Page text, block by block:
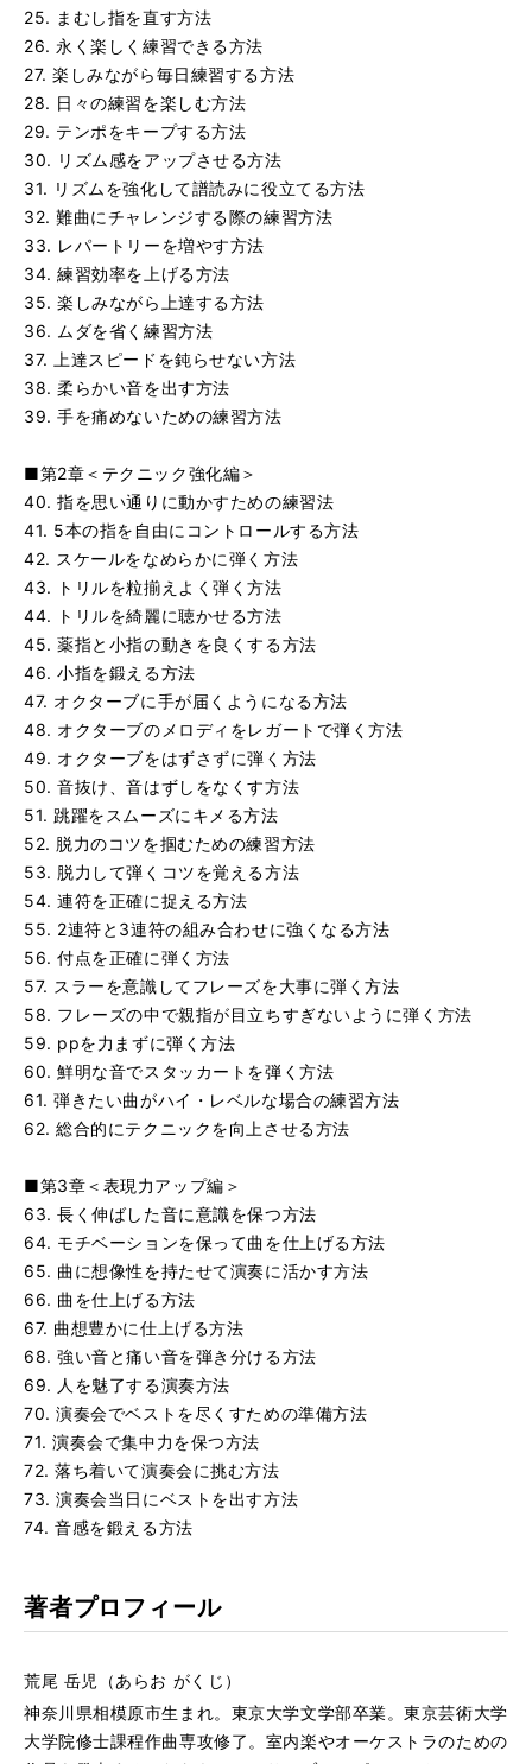
25. まむし指を直す方法
26. 永く楽しく練習できる方法
27. 楽しみながら毎日練習する方法
28. 日々の練習を楽しむ方法
29. テンポをキープする方法
30. リズム感をアップさせる方法
31. リズムを強化して譜読みに役立てる方法
32. 難曲にチャレンジする際の練習方法
33. レパートリーを増やす方法
34. 練習効率を上げる方法
35. 楽しみながら上達する方法
36. ムダを省く練習方法
37. 上達スピードを鈍らせない方法
38. 柔らかい音を出す方法
39. 手を痛めないための練習方法
■第2章＜テクニック強化編＞
40. 指を思い通りに動かすための練習法
41. 5本の指を自由にコントロールする方法
42. スケールをなめらかに弾く方法
43. トリルを粒揃えよく弾く方法
44. トリルを綺麗に聴かせる方法
45. 薬指と小指の動きを良くする方法
46. 小指を鍛える方法
47. オクターブに手が届くようになる方法
48. オクターブのメロディをレガートで弾く方法
49. オクターブをはずさずに弾く方法
50. 音抜け、音はずしをなくす方法
51. 跳躍をスムーズにキメる方法
52. 脱力のコツを掴むための練習方法
53. 脱力して弾くコツを覚える方法
54. 連符を正確に捉える方法
55. 2連符と3連符の組み合わせに強くなる方法
56. 付点を正確に弾く方法
57. スラーを意識してフレーズを大事に弾く方法
58. フレーズの中で親指が目立ちすぎないように弾く方法
59. ppを力まずに弾く方法
60. 鮮明な音でスタッカートを弾く方法
61. 弾きたい曲がハイ・レベルな場合の練習方法
62. 総合的にテクニックを向上させる方法
■第3章＜表現力アップ編＞
63. 長く伸ばした音に意識を保つ方法
64. モチベーションを保って曲を仕上げる方法
65. 曲に想像性を持たせて演奏に活かす方法
66. 曲を仕上げる方法
67. 曲想豊かに仕上げる方法
68. 強い音と痛い音を弾き分ける方法
69. 人を魅了する演奏方法
70. 演奏会でベストを尽くすための準備方法
71. 演奏会で集中力を保つ方法
72. 落ち着いて演奏会に挑む方法
73. 演奏会当日にベストを出す方法
74. 音感を鍛える方法
著者プロフィール
荒尾 岳児（あらお がくじ）
神奈川県相模原市生まれ。東京大学文学部卒業。東京芸術大学
大学院修士課程作曲専攻修了。室内楽やオーケストラのための